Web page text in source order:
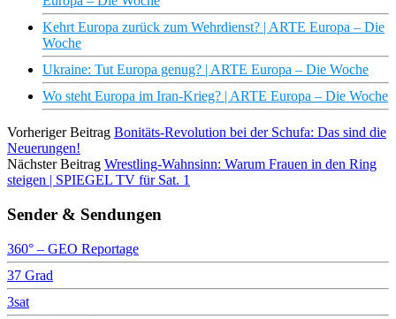
Kehrt Europa zurück zum Wehrdienst? | ARTE Europa – Die
Woche
Ukraine: Tut Europa genug? | ARTE Europa – Die Woche
Wo steht Europa im Iran-Krieg? | ARTE Europa – Die Woche
Vorheriger Beitrag Bonitäts-Revolution bei der Schufa: Das sind die
Neuerungen!
Nächster Beitrag Wrestling-Wahnsinn: Warum Frauen in den Ring
steigen | SPIEGEL TV für Sat. 1
Sender & Sendungen
360° – GEO Reportage
37 Grad
3sat